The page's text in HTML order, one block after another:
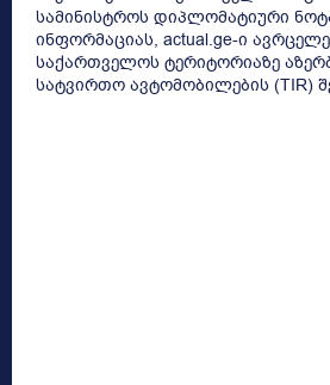
სამინისტროს დიპლომატიური
ინფორმაციას, actual.ge-ი
საქართველოს ტერიტორიაზე
სატვირთო ავტომობილების (TIR)